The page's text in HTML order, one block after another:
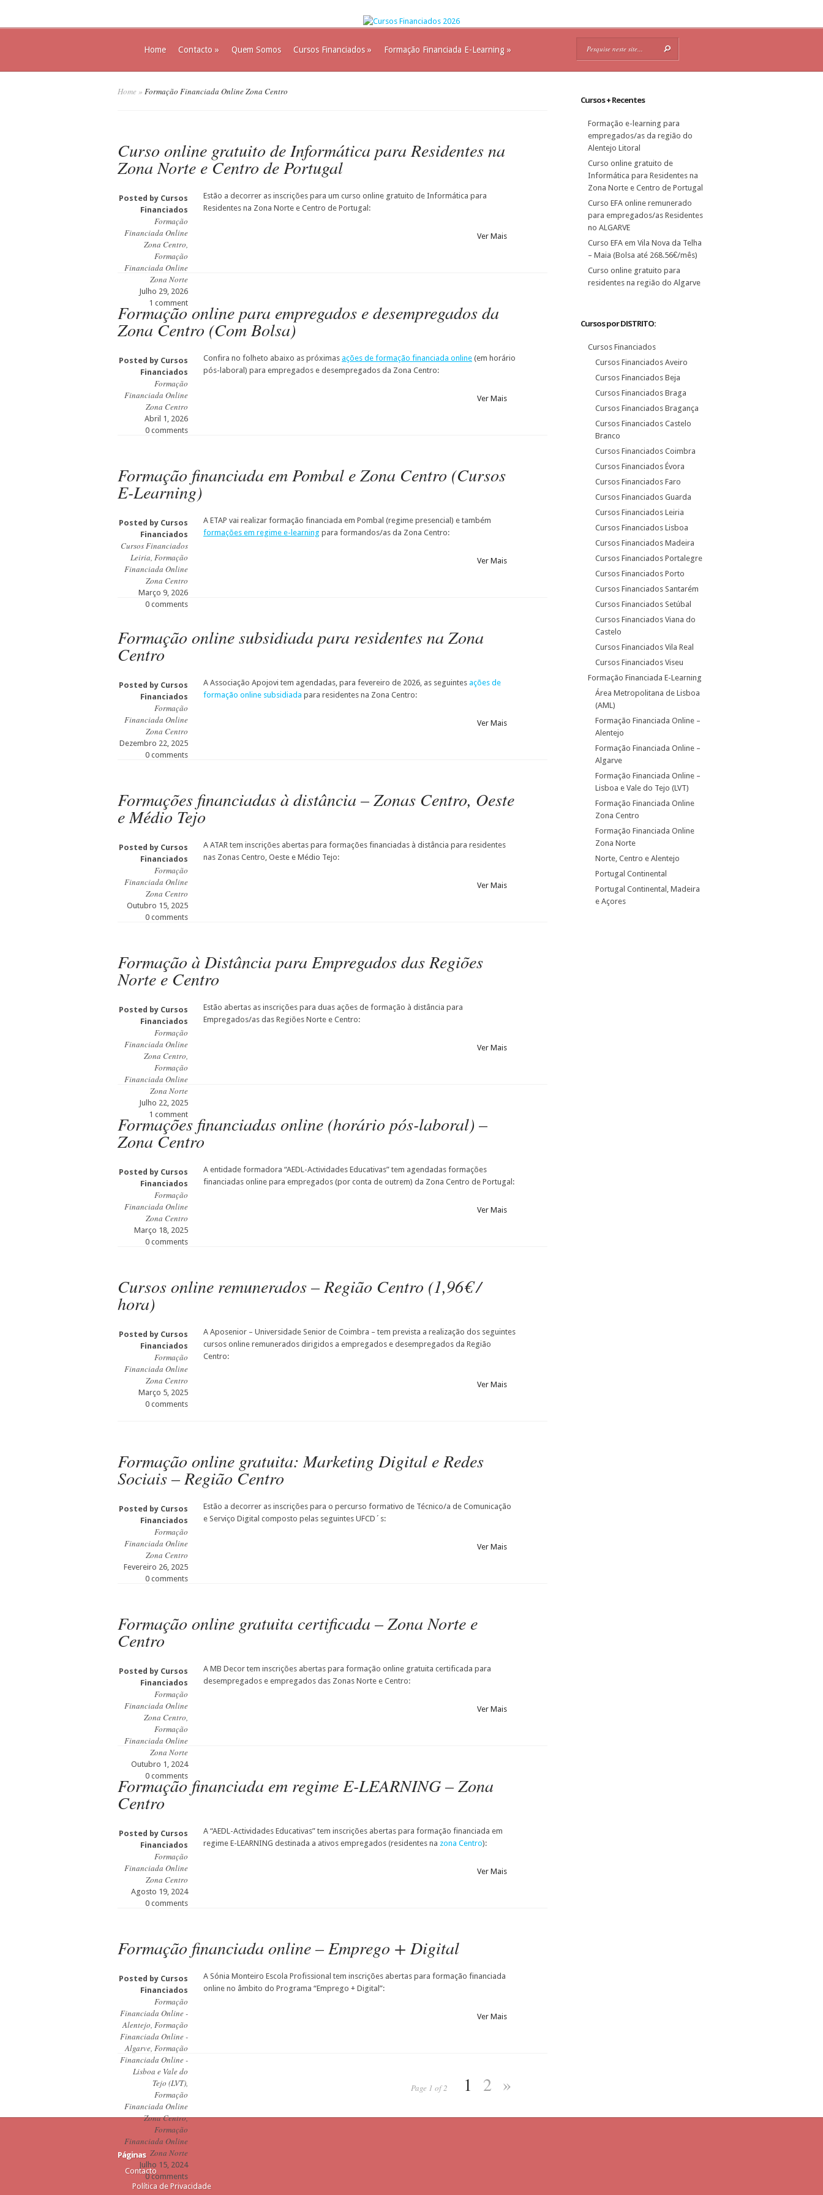
Home Contacto » Quem Somos Cursos Financiados» Formação Financiada E-Learning »
Home » Formação Financiada Online Zona Centro
Curso online gratuito de Informática para Residentes na
Zona Norte e Centro de Portugal
Posted by Cursos
Financiados
Formação
Financiada Online
Zona Centro,
Formação
Financiada Online
Zona Norte
Julho 29, 2026
1 comment
Estão a decorrer as inscrições para um curso online gratuito de Informática para
Residentes na Zona Norte e Centro de Portugal:
Ver Mais
Formação online para empregados e desempregados da
Zona Centro (Com Bolsa)
Posted by Cursos
Financiados
Formação
Financiada Online
Zona Centro
Abril 1, 2026
0 comments
Confira no folheto abaixo as próximas ações de formação financiada online (em horário
pós-laboral) para empregados e desempregados da Zona Centro:
Ver Mais
Formação financiada em Pombal e Zona Centro (Cursos
E-Learning)
Posted by Cursos
Financiados
Cursos Financiados
Leiria, Formação
Financiada Online
Zona Centro
Março 9, 2026
0 comments
A ETAP vai realizar formação financiada em Pombal (regime presencial) e também
formações em regime e-learning para formandos/as da Zona Centro:
Ver Mais
Formação online subsidiada para residentes na Zona
Centro
Posted by Cursos
Financiados
Formação
Financiada Online
Zona Centro
Dezembro 22, 2025
0 comments
A Associação Apojovi tem agendadas, para fevereiro de 2026, as seguintes ações de
formação online subsidiada para residentes na Zona Centro:
Ver Mais
Formações financiadas à distância – Zonas Centro, Oeste
e Médio Tejo
Posted by Cursos
Financiados
Formação
Financiada Online
Zona Centro
Outubro 15, 2025
0 comments
A ATAR tem inscrições abertas para formações financiadas à distância para residentes
nas Zonas Centro, Oeste e Médio Tejo:
Ver Mais
Formação à Distância para Empregados das Regiões
Norte e Centro
Posted by Cursos
Financiados
Formação
Financiada Online
Zona Centro,
Formação
Financiada Online
Zona Norte
Julho 22, 2025
1 comment
Estão abertas as inscrições para duas ações de formação à distância para
Empregados/as das Regiões Norte e Centro:
Ver Mais
Formações financiadas online (horário pós-laboral) –
Zona Centro
Posted by Cursos
Financiados
Formação
Financiada Online
Zona Centro
Março 18, 2025
0 comments
A entidade formadora “AEDL-Actividades Educativas” tem agendadas formações
financiadas online para empregados (por conta de outrem) da Zona Centro de Portugal:
Ver Mais
Cursos online remunerados – Região Centro (1,96€ /
hora)
Posted by Cursos
Financiados
Formação
Financiada Online
Zona Centro
Março 5, 2025
0 comments
A Aposenior – Universidade Senior de Coimbra – tem prevista a realização dos seguintes
cursos online remunerados dirigidos a empregados e desempregados da Região
Centro:
Ver Mais
Formação online gratuita: Marketing Digital e Redes
Sociais – Região Centro
Posted by Cursos
Financiados
Formação
Financiada Online
Zona Centro
Fevereiro 26, 2025
0 comments
Estão a decorrer as inscrições para o percurso formativo de Técnico/a de Comunicação
e Serviço Digital composto pelas seguintes UFCD´s:
Ver Mais
Formação online gratuita certificada – Zona Norte e
Centro
Posted by Cursos
Financiados
Formação
Financiada Online
Zona Centro,
Formação
Financiada Online
Zona Norte
Outubro 1, 2024
0 comments
A MB Decor tem inscrições abertas para formação online gratuita certificada para
desempregados e empregados das Zonas Norte e Centro:
Ver Mais
Formação financiada em regime E-LEARNING – Zona
Centro
Posted by Cursos
Financiados
Formação
Financiada Online
Zona Centro
Agosto 19, 2024
0 comments
A “AEDL-Actividades Educativas” tem inscrições abertas para formação financiada em
regime E-LEARNING destinada a ativos empregados (residentes na zona Centro):
Ver Mais
Formação financiada online – Emprego + Digital
Posted by Cursos
Financiados
Formação
Financiada Online -
Alentejo, Formação
Financiada Online -
Algarve, Formação
Financiada Online -
Lisboa e Vale do
Tejo (LVT),
Formação
Financiada Online
Zona Centro,
Formação
Financiada Online
Zona Norte
Julho 15, 2024
0 comments
A Sónia Monteiro Escola Profissional tem inscrições abertas para formação financiada
online no âmbito do Programa “Emprego + Digital”:
Ver Mais
Page 1 of 2 1 2 »
Cursos + Recentes
Formação e-learning para
empregados/as da região do
Alentejo Litoral
Curso online gratuito de
Informática para Residentes na
Zona Norte e Centro de Portugal
Curso EFA online remunerado
para empregados/as Residentes
no ALGARVE
Curso EFA em Vila Nova da Telha
– Maia (Bolsa até 268.56€/mês)
Curso online gratuito para
residentes na região do Algarve
Cursos por DISTRITO:
Cursos Financiados
Cursos Financiados Aveiro
Cursos Financiados Beja
Cursos Financiados Braga
Cursos Financiados Bragança
Cursos Financiados Castelo
Branco
Cursos Financiados Coimbra
Cursos Financiados Évora
Cursos Financiados Faro
Cursos Financiados Guarda
Cursos Financiados Leiria
Cursos Financiados Lisboa
Cursos Financiados Madeira
Cursos Financiados Portalegre
Cursos Financiados Porto
Cursos Financiados Santarém
Cursos Financiados Setúbal
Cursos Financiados Viana do
Castelo
Cursos Financiados Vila Real
Cursos Financiados Viseu
Formação Financiada E-Learning
Área Metropolitana de Lisboa
(AML)
Formação Financiada Online –
Alentejo
Formação Financiada Online –
Algarve
Formação Financiada Online –
Lisboa e Vale do Tejo (LVT)
Formação Financiada Online
Zona Centro
Formação Financiada Online
Zona Norte
Norte, Centro e Alentejo
Portugal Continental
Portugal Continental, Madeira
e Açores
Páginas
Contacto
Política de Privacidade